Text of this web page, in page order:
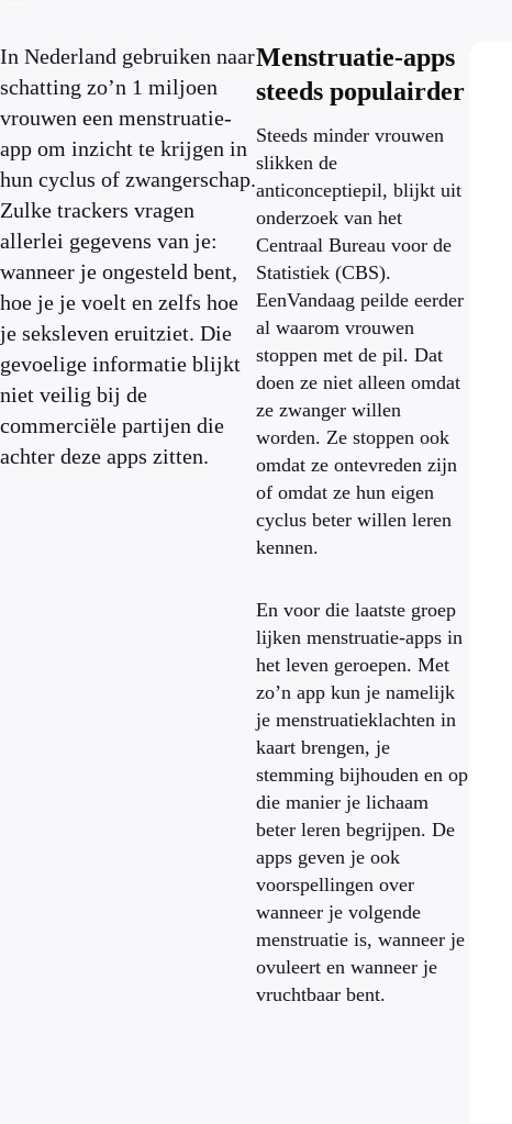
In Nederland gebruiken naar
schatting zo’n 1 miljoen
vrouwen een menstruatie-
app om inzicht te krijgen in
hun cyclus of zwangerschap.
Zulke trackers vragen
allerlei gegevens van je:
wanneer je ongesteld bent,
hoe je je voelt en zelfs hoe
je seksleven eruitziet. Die
gevoelige informatie blijkt
niet veilig bij de
commerciële partijen die
achter deze apps zitten.
Menstruatie-apps
steeds populairder
Steeds minder vrouwen
slikken de
anticonceptiepil, blijkt uit
onderzoek van het
Centraal Bureau voor de
Statistiek (CBS).
EenVandaag peilde eerder
al waarom vrouwen
stoppen met de pil. Dat
doen ze niet alleen omdat
ze zwanger willen
worden. Ze stoppen ook
omdat ze ontevreden zijn
of omdat ze hun eigen
cyclus beter willen leren
kennen.
En voor die laatste groep
lijken menstruatie-apps in
het leven geroepen. Met
zo’n app kun je namelijk
je menstruatieklachten in
kaart brengen, je
stemming bijhouden en op
die manier je lichaam
beter leren begrijpen. De
apps geven je ook
voorspellingen over
wanneer je volgende
menstruatie is, wanneer je
ovuleert en wanneer je
vruchtbaar bent.